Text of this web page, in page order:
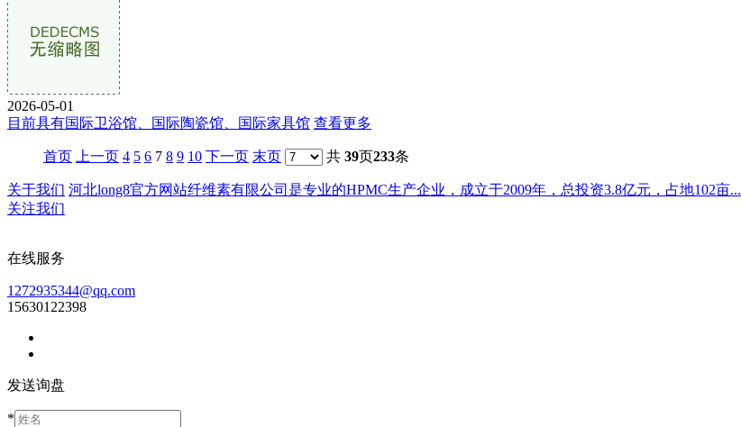
2026-05-01
目前具有国际卫浴馆、国际陶瓷馆、国际家具馆 查看更多
首页 上一页 4 5 6 7 8 9 10 下一页 末页 共 39页233条
关于我们 河北long8官方网站纤维素有限公司是专业的HPMC生产企业，成立于2009年，总投资3.8亿元，占地102亩...
关注我们
在线服务
1272935344@qq.com
15630122398
发送询盘
*